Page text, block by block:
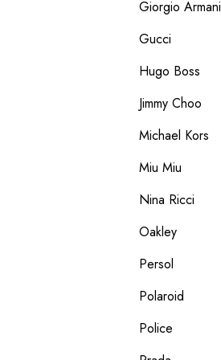
Giorgio Armani
Gucci
Hugo Boss
Jimmy Choo
Michael Kors
Miu Miu
Nina Ricci
Oakley
Persol
Polaroid
Police